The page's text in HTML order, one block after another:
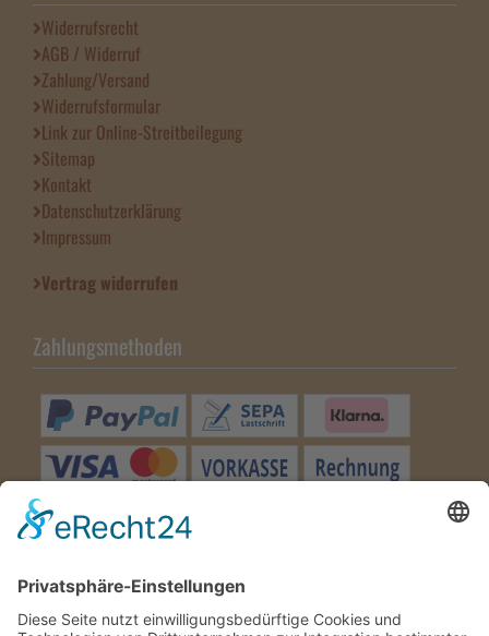
Widerrufsrecht
AGB / Widerruf
Zahlung/Versand
Widerrufsformular
Link zur Online-Streitbeilegung
Sitemap
Kontakt
Datenschutzerklärung
Impressum
Vertrag widerrufen
Zahlungsmethoden
Besuchen Sie uns